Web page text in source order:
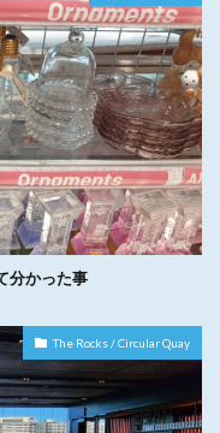
分かった事
The Rocks / Circular Quay